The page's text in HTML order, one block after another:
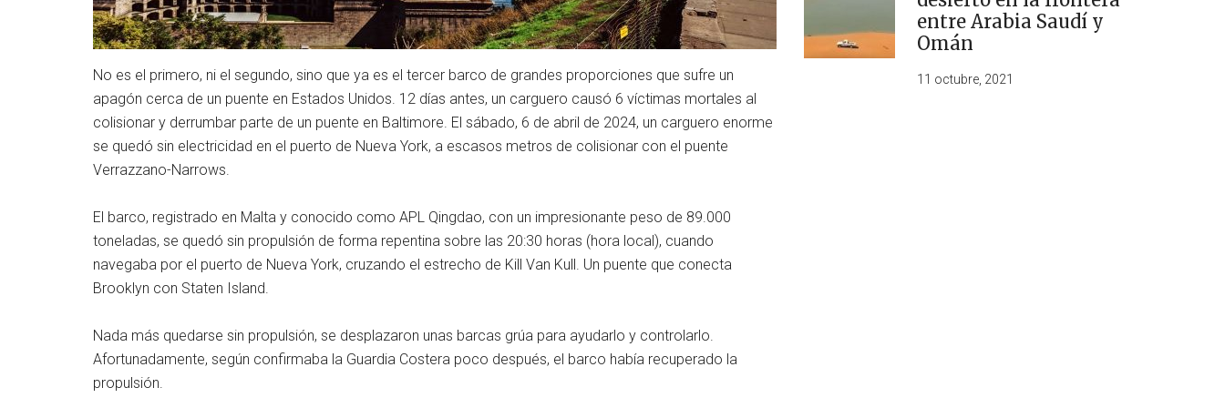
No es el primero, ni el segundo, sino que ya es el tercer barco de grandes proporciones que sufre un
apagón cerca de un puente en Estados Unidos. 12 días antes, un carguero causó 6 víctimas mortales al
colisionar y derrumbar parte de un puente en Baltimore. El sábado, 6 de abril de 2024, un carguero enorme
se quedó sin electricidad en el puerto de Nueva York, a escasos metros de colisionar con el puente
Verrazzano-Narrows.
El barco, registrado en Malta y conocido como APL Qingdao, con un impresionante peso de 89.000
toneladas, se quedó sin propulsión de forma repentina sobre las 20:30 horas (hora local), cuando
navegaba por el puerto de Nueva York, cruzando el estrecho de Kill Van Kull. Un puente que conecta
Brooklyn con Staten Island.
Nada más quedarse sin propulsión, se desplazaron unas barcas grúa para ayudarlo y controlarlo.
Afortunadamente, según confirmaba la Guardia Costera poco después, el barco había recuperado la
propulsión.
entre Arabia Saudí y
Omán
11 octubre, 2021